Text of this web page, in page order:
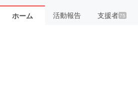
ホーム 活動報告 支援者75